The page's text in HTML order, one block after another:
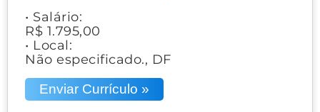
• Salário:
R$ 1.795,00
• Local:
Não especificado., DF
Enviar Currículo »